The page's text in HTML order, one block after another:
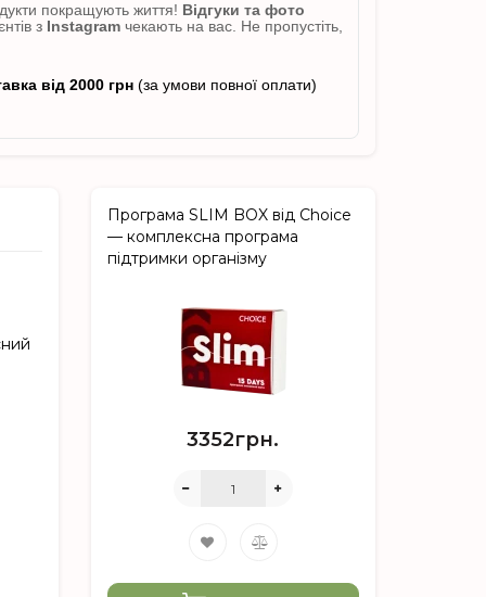
покращують життя! Відгуки та фото
з Instagram чекають на вас. Не пропустіть,
від 2000 грн (за умови повної оплати)
Програма SLIM BOX від Choice
— комплексна програма
підтримки організму
3352грн.